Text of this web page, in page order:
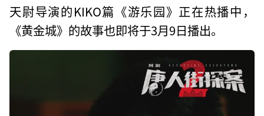
天尉导演的KIKO篇《游乐园》正在热播中，
《黄金城》的故事也即将于3月9日播出。